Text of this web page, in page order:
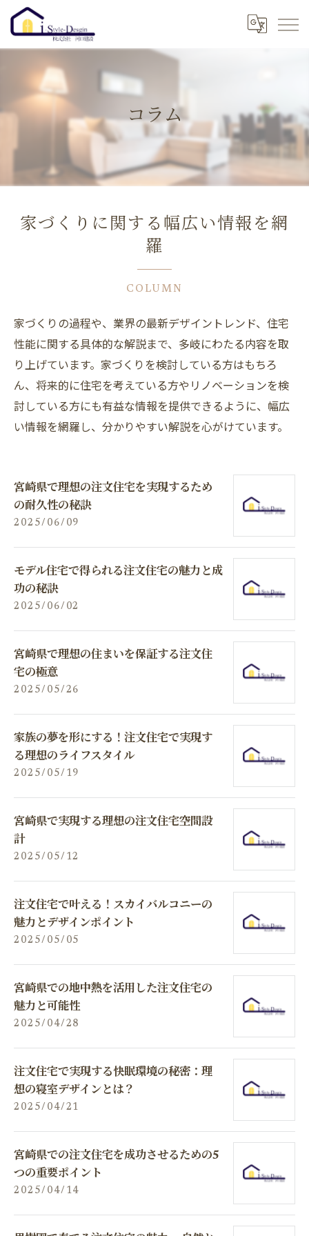
コラム
家づくりに関する幅広い情報を網
羅
COLUMN
家づくりの過程や、業界の最新デザイントレンド、住宅
性能に関する具体的な解説まで、多岐にわたる内容を取
り上げています。家づくりを検討している方はもちろ
ん、将来的に住宅を考えている方やリノベーションを検
討している方にも有益な情報を提供できるように、幅広
い情報を網羅し、分かりやすい解説を心がけています。
宮崎県で理想の注文住宅を実現するため
の耐久性の秘訣
2025/06/09
モデル住宅で得られる注文住宅の魅力と成
功の秘訣
2025/06/02
宮崎県で理想の住まいを保証する注文住
宅の極意
2025/05/26
家族の夢を形にする！注文住宅で実現す
る理想のライフスタイル
2025/05/19
宮崎県で実現する理想の注文住宅空間設
計
2025/05/12
注文住宅で叶える！スカイバルコニーの
魅力とデザインポイント
2025/05/05
宮崎県での地中熱を活用した注文住宅の
魅力と可能性
2025/04/28
注文住宅で実現する快眠環境の秘密：理
想の寝室デザインとは？
2025/04/21
宮崎県での注文住宅を成功させるための5
つの重要ポイント
2025/04/14